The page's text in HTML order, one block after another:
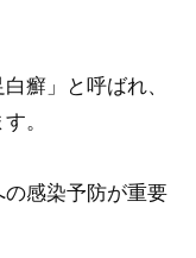
癬」と呼ばれ、
。
感染予防が重要